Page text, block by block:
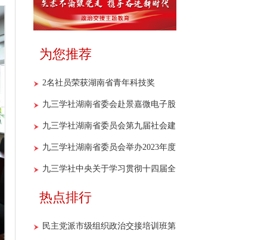
为您推荐
2名社员荣获湖南省青年科技奖
九三学社湖南省委会赴景嘉微电子股
份有限公司开展重点课题调研
九三学社湖南省委员会第九届社会建
设专门委员会第一次全体会议暨重点
调研课题开题报告会召开
九三学社湖南省委员会举办2023年度
参政议政骨干社员培训班
九三学社中央关于学习贯彻十四届全
国人大一次会议和全国政协十四届一
热点排行
民主党派市级组织政治交接培训班第